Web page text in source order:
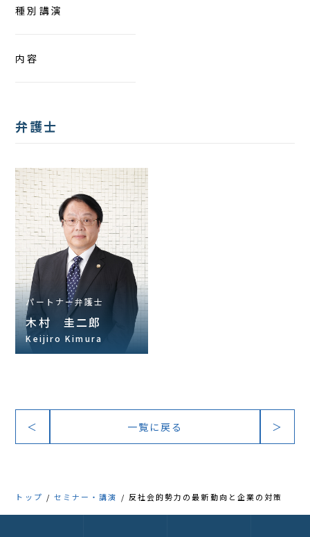
種別 講演
内容
弁護士
パートナー弁護士
木村 圭二郎
Keijiro Kimura
＜ 一覧に戻る ＞
トップ セミナー・講演 反社会的勢力の最新動向と企業の対策